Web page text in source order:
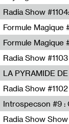
Anne Simon
Radia Show
Radio One NZ
Formule Magique
Nathalie Lacroix
Nathalie
Radio Campus
Sammy Stein
Radio Grenouille
Introspecson #9 :
Pierre